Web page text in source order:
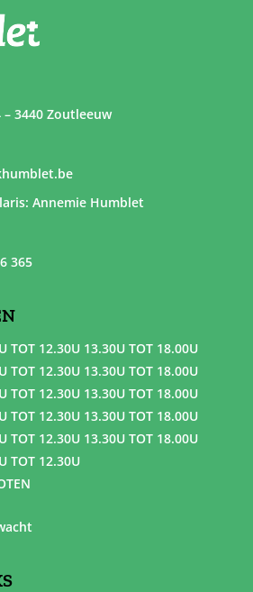
3440 Zoutleeuw
Annemie Humblet
365
TOT 12.30U 13.30U TOT 18.00U
TOT 12.30U 13.30U TOT 18.00U
TOT 12.30U 13.30U TOT 18.00U
TOT 12.30U 13.30U TOT 18.00U
TOT 12.30U 13.30U TOT 18.00U
TOT 12.30U